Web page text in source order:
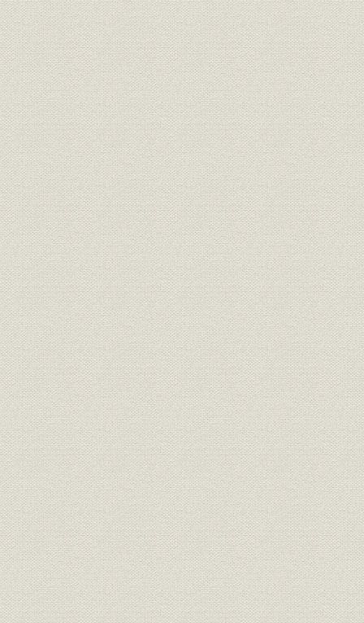
第5章 日本海運業の躍進
第1節 日中戦争と海運
第2節 大阪商船の躍進
1. 経営方針と経営組織
2. 航路の再編成
3. 業績の推移
第3節 三井物産船舶部の飛躍
1. 経営方針と経営組織
2. 経営活動の拡大
3. 業績の推移
第6章 戦時統制下の海運
第1節 日本商船隊の崩壊
第2節 船舶運営会の活動
第3節 戦時下の大阪商船
1. 戦時下の経営方針と組織
2. 戦時下の経営活動
3. 業績の推移
第4節 三井船舶株式会社の独立